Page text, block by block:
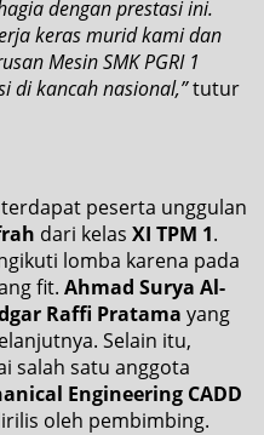
dengan prestasi ini.
keras murid kami dan
Mesin SMK PGRI 1
di kancah nasional,”tutur
peserta unggulan
dari kelas XI TPM 1.
lomba karena pada
fit. Ahmad Surya Al-
Raffi Pratama yang
Selain itu,
salah satu anggota
Engineering CADD
oleh pembimbing.